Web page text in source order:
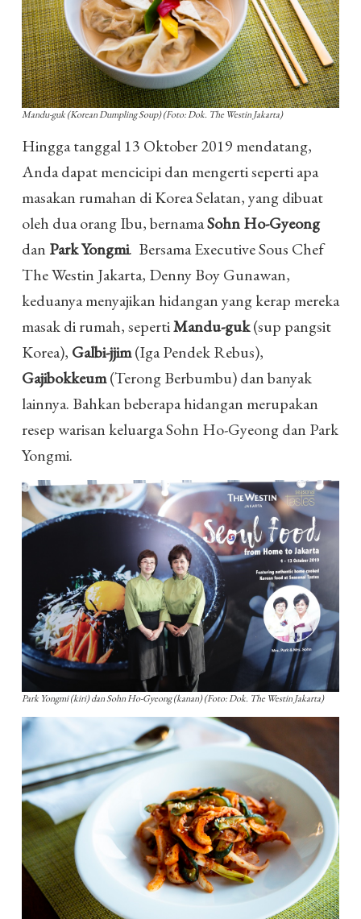
Mandu-guk (Korean Dumpling Soup) (Foto: Dok. The Westin Jakarta)
Hingga tanggal 13 Oktober 2019 mendatang,
Anda dapat mencicipi dan mengerti seperti apa
masakan rumahan di Korea Selatan, yang dibuat
oleh dua orang Ibu, bernamaSohn Ho-Gyeong
dan Park Yongmi. Bersama Executive Sous Chef
The Westin Jakarta, Denny Boy Gunawan,
keduanya menyajikan hidangan yang kerap mereka
masak di rumah, sepertiMandu-guk(sup pangsit
Korea), Galbi-jjim(Iga Pendek Rebus),
Gajibokkeum(Terong Berbumbu) dan banyak
lainnya. Bahkan beberapa hidangan merupakan
resep warisan keluarga Sohn Ho-Gyeong dan Park
Yongmi.
Park Yongmi (kiri) dan Sohn Ho-Gyeong (kanan) (Foto: Dok. The Westin Jakarta)